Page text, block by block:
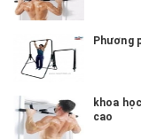
Phương
khoa
cao